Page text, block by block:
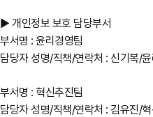
▶ 개인정보 보호 담당부서
부서명 : 윤리경영팀
담당자 성명/직책/연락처 : 신기복
부서명 : 혁신추진팀
담당자 성명/직책/연락처 : 김유진